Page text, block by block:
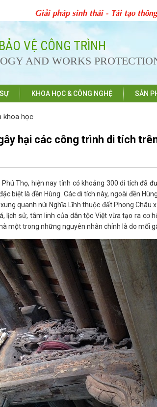
Giải pháp sinh thái - Tái tạo
VỆ CÔNG TRÌNH
AND WORKS
KHOA HỌC & CÔNG NGHỆ SẢN
khoa học
hại các công trình di tích
Thọ, hiện nay tỉnh có khoảng 300 di tích đã
biệt là đền Hùng. Các di tích này, ngoài đền
quanh núi Nghĩa Lĩnh thuộc đất Phong
lịch sử, tâm linh của dân tộc Việt vừa tạo ra cơ
một trong những nguyên nhân chính là do mối